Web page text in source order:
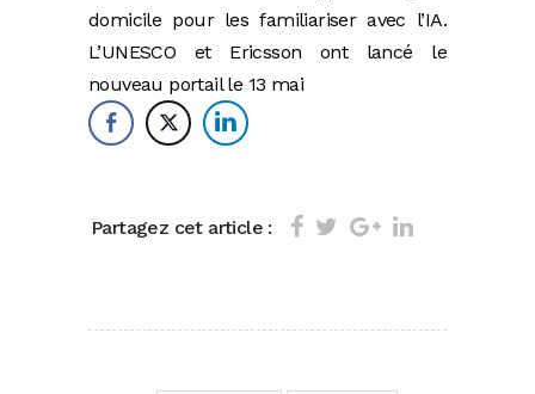
domicile pour les familiariser avec l’IA.
L’UNESCO et Ericsson ont lancé le
nouveau portail le 13 mai
Partagez cet article :